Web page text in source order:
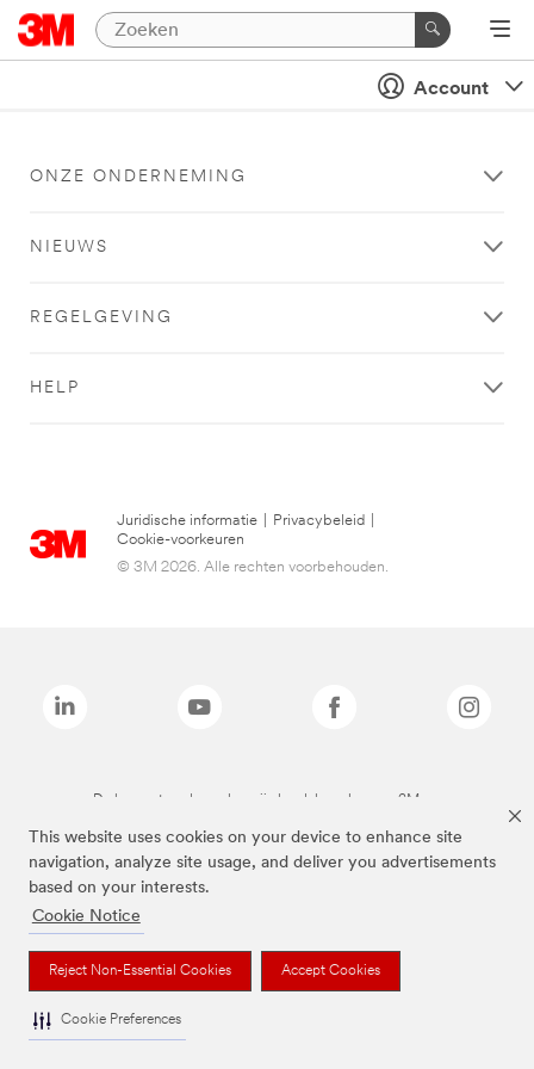
This website uses cookies on your device to enhance site
navigation, analyze site usage, and deliver you advertisements
based on your interests.
Cookie Notice
Reject Non-Essential Cookies Accept Cookies
Cookie Preferences
Account
ONZE ONDERNEMING
NIEUWS
REGELGEVING
HELP
Juridische informatie Privacybeleid
Cookie-voorkeuren
© 3M 2026. Alle rechten voorbehouden.
De bovenstaande merken zijn handelsmerken van 3M.we